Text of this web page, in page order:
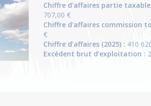
Chiffre d'affaires partie
707,00 €
Chiffre d'affaires commission
€
Chiffre d'affaires (2025) : 410
Excédent brut d’exploitation :